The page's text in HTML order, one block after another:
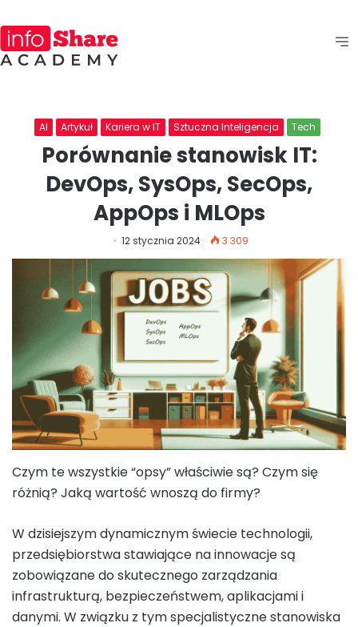
AI Artykuł Kariera w IT Sztuczna Inteligencja Tech
Porównanie stanowisk IT:
DevOps, SysOps, SecOps,
AppOps i MLOps
12 stycznia 2024 3 309
Czym te wszystkie “opsy” właściwie są? Czym się
różnią? Jaką wartość wnoszą do firmy?
W dzisiejszym dynamicznym świecie technologii,
przedsiębiorstwa stawiające na innowacje są
zobowiązane do skutecznego zarządzania
infrastrukturą, bezpieczeństwem, aplikacjami i
danymi. W związku z tym specjalistyczne stanowiska